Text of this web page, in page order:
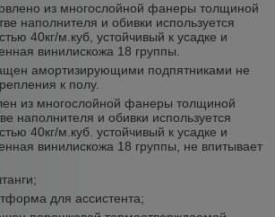
из многослойной фанеры толщиной
наполнителя и обивки используется
40кг/м.куб, устойчивый к усадке и
винилискожа 18 группы.
амортизирующими подпятниками не
к полу.
из многослойной фанеры толщиной
наполнителя и обивки используется
40кг/м.куб. устойчивый к усадке и
винилискожа 18 группы, не впитывает
для ассистента;